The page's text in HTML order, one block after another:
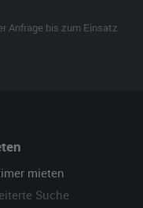
Anfrage bis zum Einsatz
mieten
Suche